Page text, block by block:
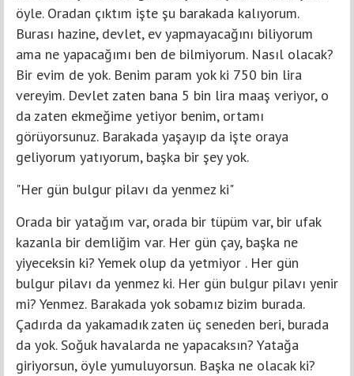
öyle. Oradan çıktım işte şu barakada kalıyorum.
Burası hazine, devlet, ev yapmayacağını biliyorum
ama ne yapacağımı ben de bilmiyorum. Nasıl olacak?
Bir evim de yok. Benim param yok ki 750 bin lira
vereyim. Devlet zaten bana 5 bin lira maaş veriyor, o
da zaten ekmeğime yetiyor benim, ortamı
görüyorsunuz. Barakada yaşayıp da işte oraya
geliyorum yatıyorum, başka bir şey yok.
"Her gün bulgur pilavı da yenmez ki"
Orada bir yatağım var, orada bir tüpüm var, bir ufak
kazanla bir demliğim var. Her gün çay, başka ne
yiyeceksin ki? Yemek olup da yetmiyor . Her gün
bulgur pilavı da yenmez ki. Her gün bulgur pilavı yenir
mi? Yenmez. Barakada yok sobamız bizim burada.
Çadırda da yakamadık zaten üç seneden beri, burada
da yok. Soğuk havalarda ne yapacaksın? Yatağa
giriyorsun, öyle yumuluyorsun. Başka ne olacak ki?